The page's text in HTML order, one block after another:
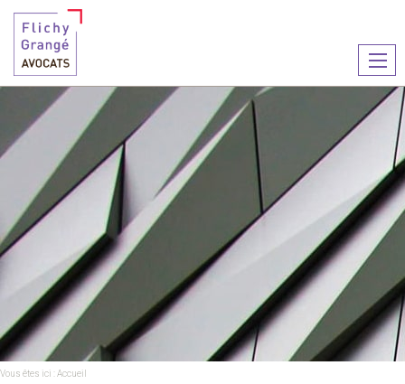
le
Vous êtes ici :Accueil